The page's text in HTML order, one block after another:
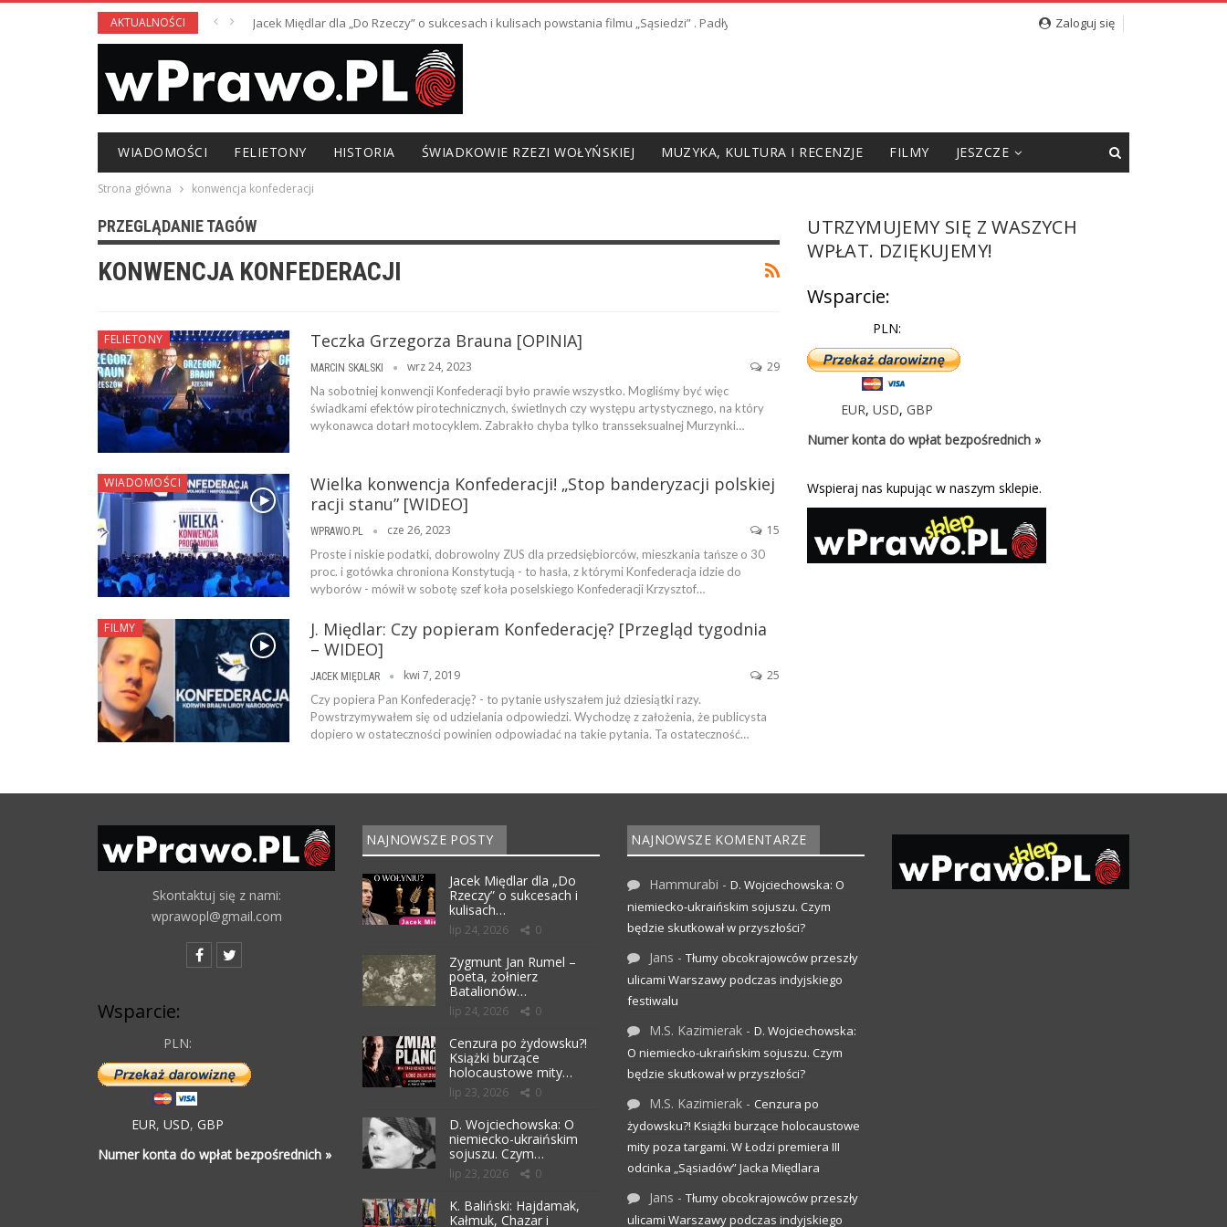
AKTUALNOŚCI Jacek Międlar dla „Do Rzeczy” o sukcesach i kulisach powstania filmu „Sąsiedzi” . Padły również gorzkie słowa pod adresem redakcji [WIDEO] Zaloguj się
WIADOMOŚCI FELIETONY HISTORIA ŚWIADKOWIE RZEZI WOŁYŃSKIEJ MUZYKA, KULTURA I RECENZJE FILMY JESZCZE
Strona główna konwencja konfederacji
PRZEGLĄDANIE TAGÓW
KONWENCJA KONFEDERACJI
FELIETONY Teczka Grzegorza Brauna [OPINIA]
MARCIN SKALSKI wrz 24, 2023 29
Na sobotniej konwencji Konfederacji było prawie wszystko. Mogliśmy być więc
świadkami efektów pirotechnicznych, świetlnych czy występu artystycznego, na który
wykonawca dotarł motocyklem. Zabrakło chyba tylko transseksualnej Murzynki…
WIADOMOŚCI
Wielka konwencja Konfederacji! „Stop banderyzacji polskiej
racji stanu” [WIDEO]
WPRAWO.PL cze 26, 2023 15
Proste i niskie podatki, dobrowolny ZUS dla przedsiębiorców, mieszkania tańsze o 30
proc. i gotówka chroniona Konstytucją - to hasła, z którymi Konfederacja idzie do
wyborów - mówił w sobotę szef koła poselskiego Konfederacji Krzysztof…
FILMY
J. Międlar: Czy popieram Konfederację? [Przegląd tygodnia
– WIDEO]
JACEK MIĘDLAR kwi 7, 2019 25
Czy popiera Pan Konfederację? - to pytanie usłyszałem już dziesiątki razy.
Powstrzymywałem się od udzielania odpowiedzi. Wychodzę z założenia, że publicysta
dopiero w ostateczności powinien odpowiadać na takie pytania. Ta ostateczność…
UTRZYMUJEMY SIĘ Z WASZYCH
WPŁAT. DZIĘKUJEMY!
Wsparcie:
PLN:
EUR,USD,GBP
Numer konta do wpłat bezpośrednich »
Wspieraj nas kupując w naszym sklepie.
Skontaktuj się z nami:
wprawopl@gmail.com
Wsparcie:
PLN:
EUR, USD, GBP
Numer konta do wpłat bezpośrednich »
NAJNOWSZE POSTY
Jacek Międlar dla „Do
Rzeczy” o sukcesach i
kulisach…
lip 24, 2026 0
Zygmunt Jan Rumel –
poeta, żołnierz
Batalionów…
lip 24, 2026 0
Cenzura po żydowsku?!
Książki burzące
holocaustowe mity…
lip 23, 2026 0
D. Wojciechowska: O
niemiecko-ukraińskim
sojuszu. Czym…
lip 23, 2026 0
K. Baliński: Hajdamak,
Kałmuk, Chazar i
NAJNOWSZE KOMENTARZE
Hammurabi - D. Wojciechowska: O
niemiecko-ukraińskim sojuszu. Czym
będzie skutkował w przyszłości?
Jans - Tłumy obcokrajowców przeszły
ulicami Warszawy podczas indyjskiego
festiwalu
M.S. Kazimierak - D. Wojciechowska:
O niemiecko-ukraińskim sojuszu. Czym
będzie skutkował w przyszłości?
M.S. Kazimierak - Cenzura po
żydowsku?! Książki burzące holocaustowe
mity poza targami. W Łodzi premiera III
odcinka „Sąsiadów” Jacka Międlara
Jans - Tłumy obcokrajowców przeszły
ulicami Warszawy podczas indyjskiego